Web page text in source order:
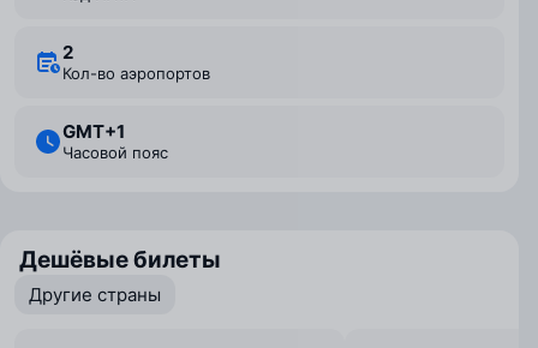
2
Кол-во аэропортов
GMT+1
Часовой пояс
Дешёвые билеты
Другие страны